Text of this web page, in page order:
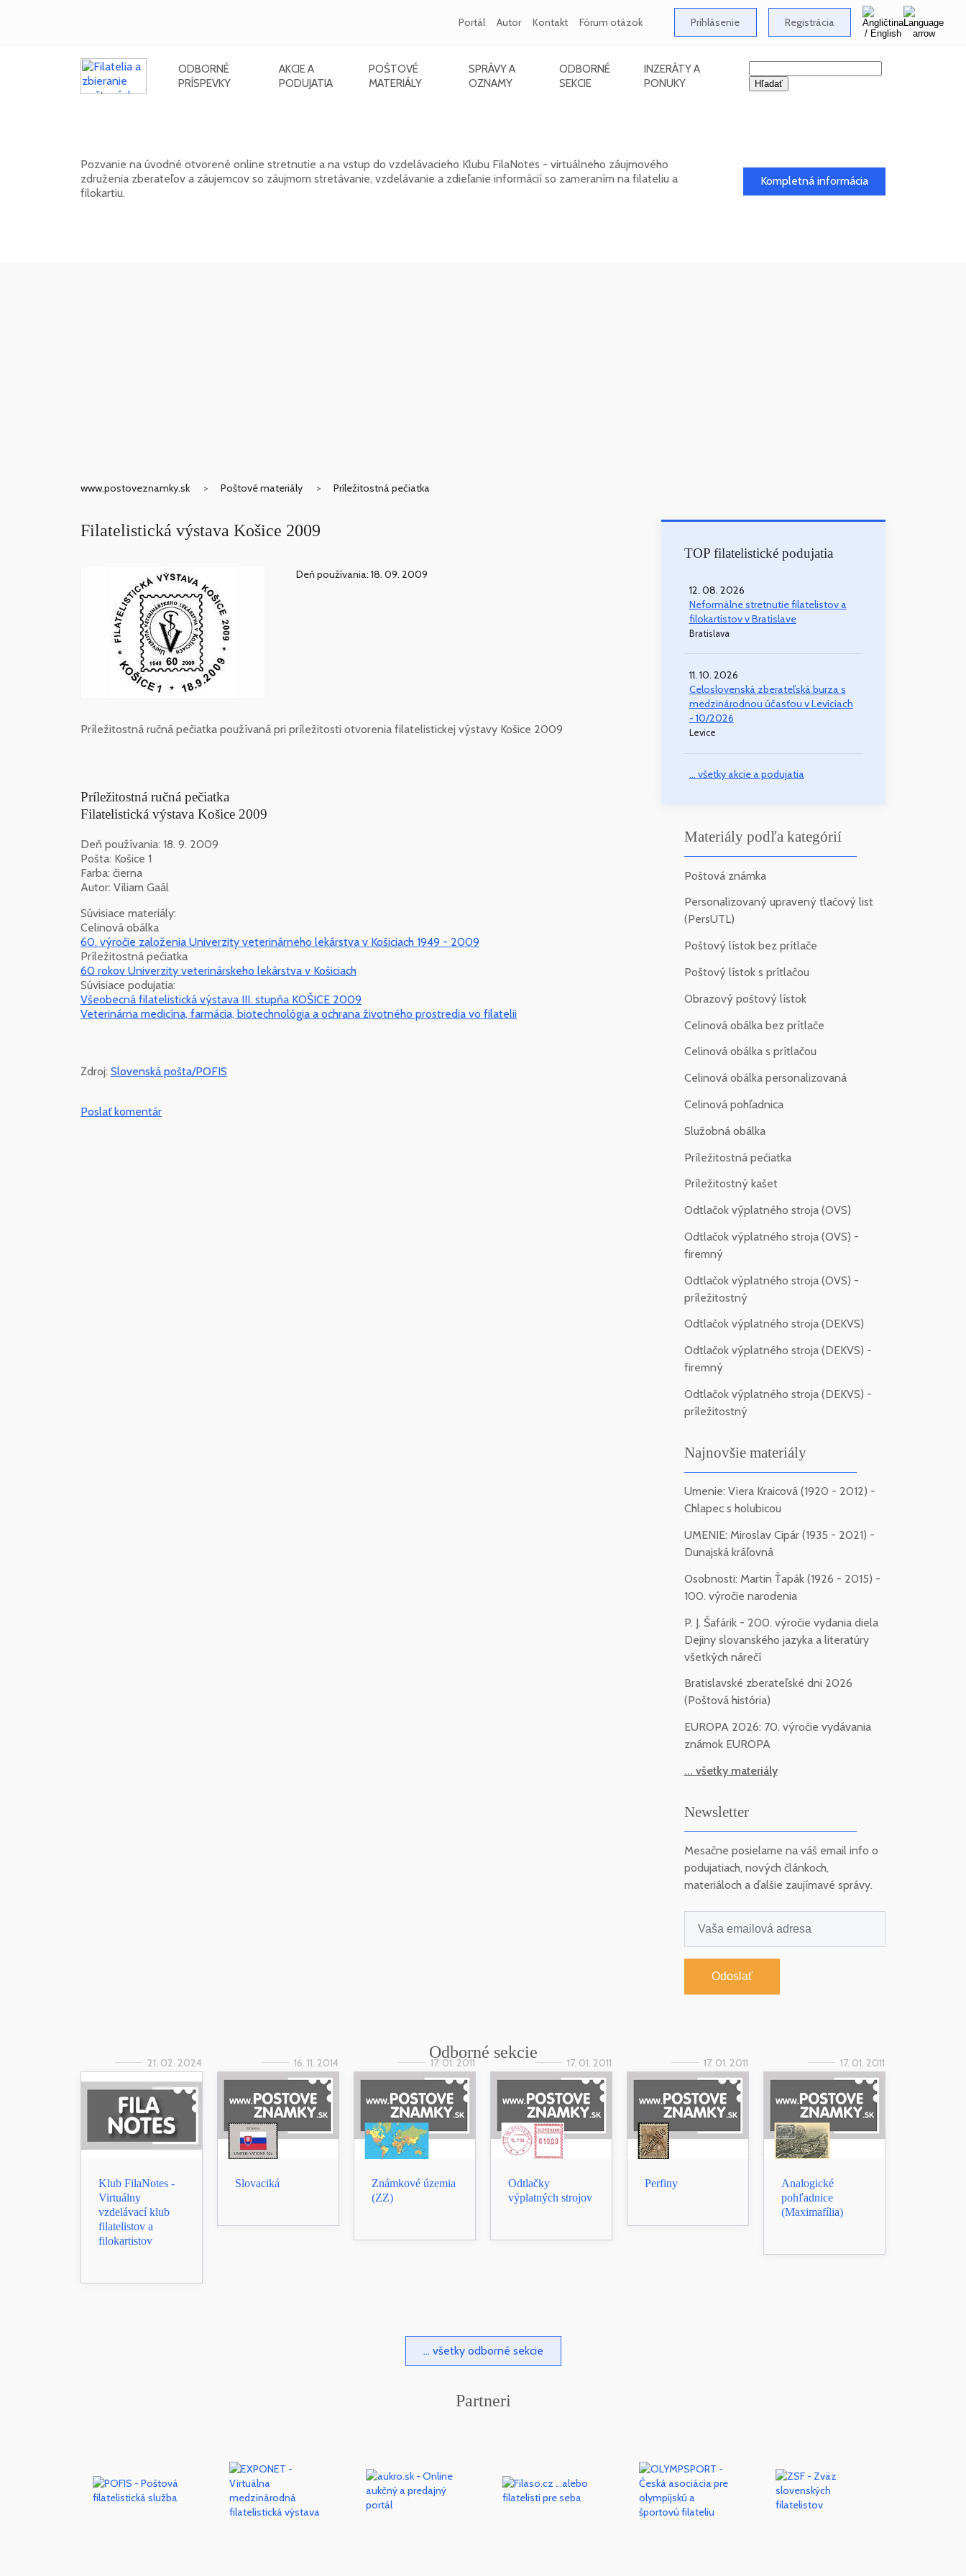
Portál Autor Kontakt Fórum otázok Prihlásenie Registrácia
ODBORNÉ
PRÍSPEVKY
AKCIE A
PODUJATIA
POŠTOVÉ
MATERIÁLY
SPRÁVY A
OZNAMY
ODBORNÉ
SEKCIE
INZERÁTY A
PONUKY
Pozvanie na úvodné otvorené online stretnutie a na vstup do vzdelávacieho Klubu FilaNotes - virtuálneho záujmového
združenia zberateľov a záujemcov so záujmom stretávanie, vzdelávanie a zdieľanie informácií so zameraním na filateliu a
filokartiu.
Kompletná informácia
www.postoveznamky.sk Poštové materiály Príležitostná pečiatka
Filatelistická výstava Košice 2009
Deň používania: 18. 09. 2009
Príležitostná ručná pečiatka používaná pri príležitosti otvorenia filatelistickej výstavy Košice 2009
Príležitostná ručná pečiatka
Filatelistická výstava Košice 2009
Deň používania: 18. 9. 2009
Pošta: Košice 1
Farba: čierna
Autor: Viliam Gaál
Súvisiace materiály:
Celinová obálka
60. výročie založenia Univerzity veterinárneho lekárstva v Košiciach 1949 - 2009
Príležitostná pečiatka
60 rokov Univerzity veterinárskeho lekárstva v Košiciach
Súvisiace podujatia:
Všeobecná filatelistická výstava III. stupňa KOŠICE 2009
Veterinárna medicína, farmácia, biotechnológia a ochrana životného prostredia vo filatelii
Zdroj: Slovenská pošta/POFIS
Poslať komentár
TOP filatelistické podujatia
12. 08. 2026
Neformálne stretnutie filatelistov a
filokartistov v Bratislave
Bratislava
11. 10. 2026
Celoslovenská zberateľská burza s
medzinárodnou účasťou v Leviciach
- 10/2026
Levice
... všetky akcie a podujatia
Materiály podľa kategórií
Poštová známka
Personalizovaný upravený tlačový list
(PersUTL)
Poštový lístok bez prítlače
Poštový lístok s prítlačou
Obrazový poštový lístok
Celinová obálka bez prítlače
Celinová obálka s prítlačou
Celinová obálka personalizovaná
Celinová pohľadnica
Služobná obálka
Príležitostná pečiatka
Príležitostný kašet
Odtlačok výplatného stroja (OVS)
Odtlačok výplatného stroja (OVS) -
firemný
Odtlačok výplatného stroja (OVS) -
príležitostný
Odtlačok výplatného stroja (DEKVS)
Odtlačok výplatného stroja (DEKVS) -
firemný
Odtlačok výplatného stroja (DEKVS) -
príležitostný
Najnovšie materiály
Umenie: Viera Kraicová (1920 - 2012) -
Chlapec s holubicou
UMENIE: Miroslav Cipár (1935 - 2021) -
Dunajská kráľovná
Osobnosti: Martin Ťapák (1926 - 2015) -
100. výročie narodenia
P. J. Šafárik - 200. výročie vydania diela
Dejiny slovanského jazyka a literatúry
všetkých nárečí
Bratislavské zberateľské dni 2026
(Poštová história)
EUROPA 2026: 70. výročie vydávania
známok EUROPA
... všetky materiály
Newsletter
Mesačne posielame na váš email info o
podujatiach, nových článkoch,
materiáloch a ďalšie zaujímavé správy.
Odoslať
Odborné sekcie
21. 02. 2024
Klub FilaNotes -
Virtuálny
vzdelávací klub
filatelistov a
filokartistov
16. 11. 2014
Slovaciká
17. 01. 2011
Známkové územia
(ZZ)
17. 01. 2011
Odtlačky
výplatných strojov
17. 01. 2011
Perfiny
17. 01. 2011
Analogické
pohľadnice
(Maximafília)
... všetky odborné sekcie
Partneri